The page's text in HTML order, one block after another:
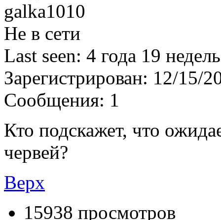
galka1010
Не в сети
Last seen: 4 года 19
Зарегистрирован: 12/15/
Сообщения: 1
Кто подскажет, что
червей?
Верх
15938 просмотров